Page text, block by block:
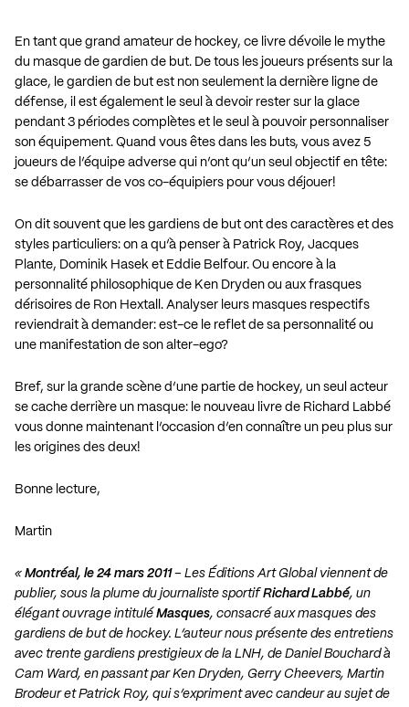
En tant que grand amateur de hockey, ce livre dévoile le mythe
du masque de gardien de but. De tous les joueurs présents sur la
glace, le gardien de but est non seulement la dernière ligne de
défense, il est également le seul à devoir rester sur la glace
pendant 3 périodes complètes et le seul à pouvoir personnaliser
son équipement. Quand vous êtes dans les buts, vous avez 5
joueurs de l’équipe adverse qui n’ont qu’un seul objectif en tête:
se débarrasser de vos co-équipiers pour vous déjouer!
On dit souvent que les gardiens de but ont des caractères et des
styles particuliers: on a qu’à penser à Patrick Roy, Jacques
Plante, Dominik Hasek et Eddie Belfour. Ou encore à la
personnalité philosophique de Ken Dryden ou aux frasques
dérisoires de Ron Hextall. Analyser leurs masques respectifs
reviendrait à demander: est-ce le reflet de sa personnalité ou
une manifestation de son alter-ego?
Bref, sur la grande scène d’une partie de hockey, un seul acteur
se cache derrière un masque: le nouveau livre de Richard Labbé
vous donne maintenant l’occasion d’en connaître un peu plus sur
les origines des deux!
Bonne lecture,
Martin
« Montréal, le 24 mars 2011– Les Éditions Art Global viennent de
publier, sous la plume du journaliste sportif Richard Labbé, un
élégant ouvrage intitulé Masques, consacré aux masques des
gardiens de but de hockey. L’auteur nous présente des entretiens
avec trente gardiens prestigieux de la LNH, de Daniel Bouchard à
Cam Ward, en passant par Ken Dryden, Gerry Cheevers, Martin
Brodeur et Patrick Roy, qui s’expriment avec candeur au sujet de